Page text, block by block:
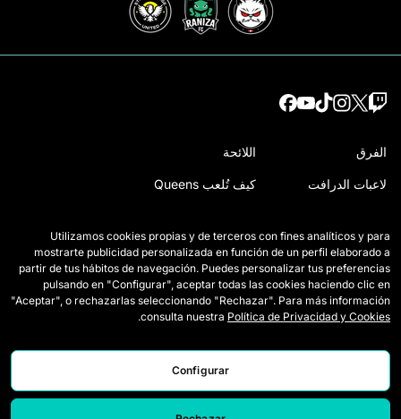
الفرق
لاعبات الدرافت
المباريات
الترتيب
الإحصائيات
اللائحة
كيف تُلعب Queens
اتصل بنا
اعمل معنا
Utilizamos cookies propias y de terceros con fines analíticos y para
mostrarte publicidad personalizada en función de un perfil elaborado a
partir de tus hábitos de navegación. Puedes personalizar tus preferencias
pulsando en "Configurar", aceptar todas las cookies haciendo clic en
"Aceptar", o rechazarlas seleccionando "Rechazar". Para más información
consulta nuestra Política de Privacidad y Cookies
.
Configurar